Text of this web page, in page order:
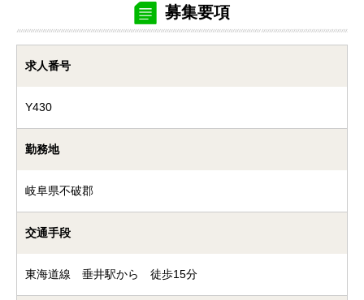
募集要項
求人番号
Y430
勤務地
岐阜県不破郡
交通手段
東海道線 垂井駅から 徒歩15分